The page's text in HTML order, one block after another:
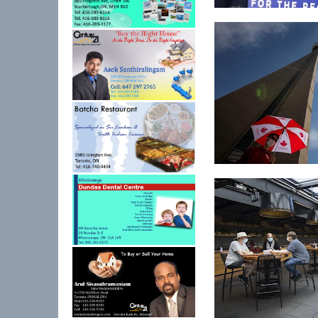
கொவிட்-19 தடுப்பூசி:
ஒன்றாரியோவுக்க...
கொவிட்-19:
24 மணித்த...